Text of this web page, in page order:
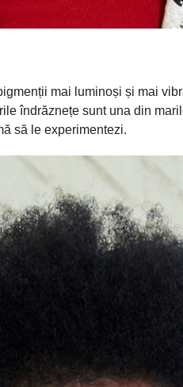
mai luminoși și mai
îndrăznețe suntuna din
să le experimentezi.